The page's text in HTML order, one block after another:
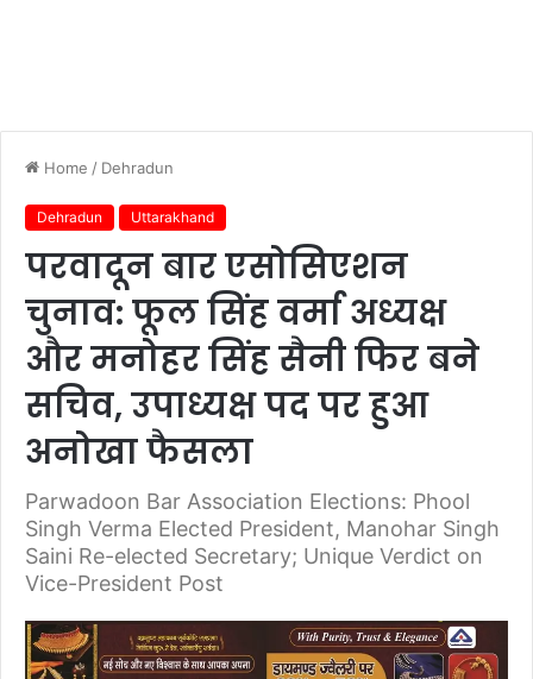
Home / Dehradun
Dehradun Uttarakhand
परवादून बार एसोसिएशन
चुनाव: फूल सिंह वर्मा अध्यक्ष
और मनोहर सिंह सैनी फिर बने
सचिव, उपाध्यक्ष पद पर हुआ
अनोखा फैसला
Parwadoon Bar Association Elections: Phool
Singh Verma Elected President, Manohar Singh
Saini Re-elected Secretary; Unique Verdict on
Vice-President Post